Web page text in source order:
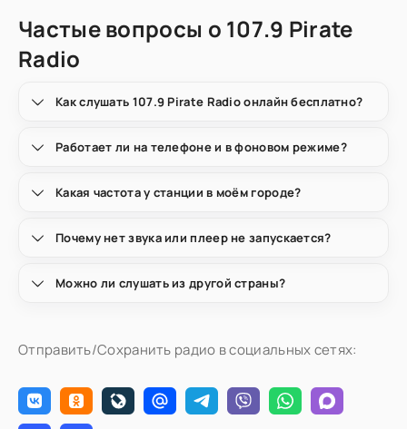
Частые вопросы о 107.9 Pirate
Radio
Как слушать 107.9 Pirate Radio онлайн бесплатно?
Работает ли на телефоне и в фоновом режиме?
Какая частота у станции в моём городе?
Почему нет звука или плеер не запускается?
Можно ли слушать из другой страны?
Отправить/Сохранить радио в социальных сетях: